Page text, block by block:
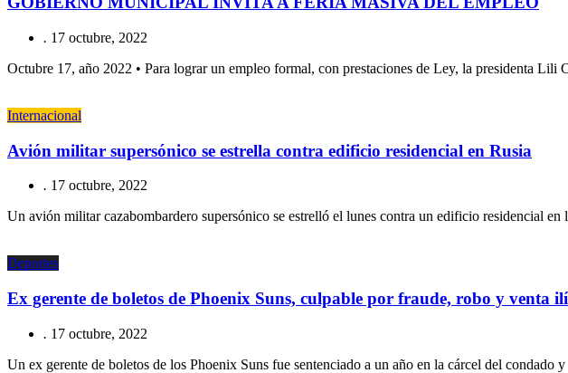
. 17 octubre, 2022
Octubre 17, año 2022 • Para lograr un empleo formal, con prestaciones de Ley, la presidenta Lili
Internacional
Avión militar supersónico se estrella contra edificio residencial en Rusia
. 17 octubre, 2022
Un avión militar cazabombardero supersónico se estrelló el lunes contra un edificio residencial en
Deportes
Ex gerente de boletos de Phoenix Suns, culpable por fraude, robo y venta
. 17 octubre, 2022
Un ex gerente de boletos de los Phoenix Suns fue sentenciado a un año en la cárcel del condado y